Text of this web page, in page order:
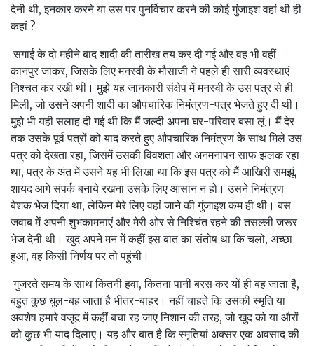
देनी थी, इनकार करने या उस पर पुनर्विचार करने की कोई गुंजाइश वहां थी ही
कहां ?
सगाई के दो महीने बाद शादी की तारीख तय कर दी गई और वह भी वहीं
कानपुर जाकर, जिसके लिए मनस्‍वी के मौसाजी ने पहले ही सारी व्‍यवस्‍थाएं
निश्चत कर रखी थीं। मुझे यह जानकारी संक्षेप में मनस्‍वी के उस पत्र से ही
मिली, जो उसने अपनी शादी का औपचारिक निमंत्रण-पत्र भेजते हुए दी थी।
मुझे भी यही सलाह दी गई थी कि मैं जल्‍दी अपना घर-परिवार बसा लूं। मैं देर
तक उसके पूर्व पत्रों को याद क‍रते हुए औपचारिक निमंत्रण के साथ मिले उस
पत्र को देखता रहा, जिसमें उसकी विवशता और अनमनापन साफ झलक रहा
था, पत्र के अंत में उसने यह भी लिखा था कि इस पत्र को मैं आखिरी समझूं,
शायद आगे संपर्क बनाये रखना उसके लिए आसान न हो। उसने निमंत्रण
बेशक भेज दिया था, लेकिन मेरे लिए वहां जाने की गुंजाइश कम ही थी। बस
जवाब में अपनी शुभकामनाएं और मेरी ओर से निश्चिंत रहने की तसल्‍ली जरूर
भेज देनी थी। खुद अपने मन में कहीं इस बात का संतोष था कि चलो, अच्‍छा
हुआ, वह किसी निर्णय पर तो पहुंची।
गुजरते समय के साथ कितनी हवा, कितना पानी बरस कर यों ही बह जाता है,
बहुत कुछ धुल-बह जाता है भीतर-बाहर। नहीं चाहते कि उसकी स्‍मृति या
अवशेष हमारे वजूद में कहीं बचा रह जाए निशान की तरह, जो खुद को या औरों
को कुछ भी याद दिलाए। यह और बात है कि स्‍मृतियां अक्‍सर एक अवसाद की